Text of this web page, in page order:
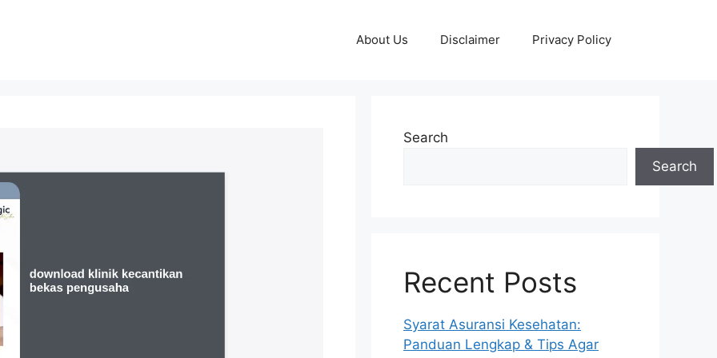
About Us Disclaimer Privacy Policy
Search
Search
Recent Posts
Syarat Asuransi Kesehatan:
Panduan Lengkap & Tips Agar